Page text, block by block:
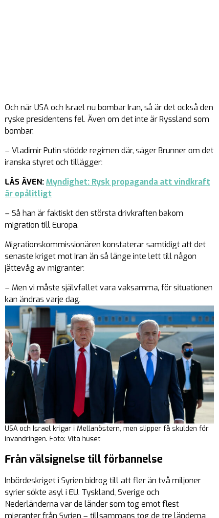
Och när USA och Israel nu bombar Iran, så är detockså den
ryske presidentens fel. Även om det inte är Ryssland som
bombar.
– Vladimir Putin stödde regimen där, säger Brunner om det
iranska styret och tillägger:
LÄS ÄVEN:Myndighet: Rysk propaganda att vindkraft
är opålitligt
– Så han är faktiskt den största drivkraften bakom
migration till Europa.
Migrationskommissionären konstaterar samtidigt att det
senaste kriget mot Iran än så länge inte lett till någon
jättevåg av migranter:
– Men vi måste självfallet vara vaksamma, för situationen
kan ändras varje dag.
USA och Israel krigar i Mellanöstern, men slipper få skulden för
invandringen. Foto: Vita huset
Från välsignelse till förbannelse
Inbördeskriget i Syrien bidrog till att fler än två miljoner
syrier sökte asyl i EU. Tyskland, Sverige och
Nederländerna var de länder som tog emot flest
migranter från Syrien – tillsammans tog de tre länderna